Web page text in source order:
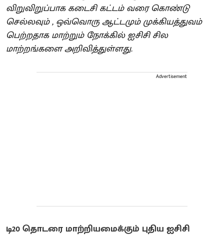
விறுவிறுப்பாக கடைசி கட்டம் வரை கொண்டு
செல்லவும் , ஒவ்வொரு ஆட்டமும் முக்கியத்துவம்
பெற்றதாக மாற்றும் நோக்கில் ஐசிசி சில
மாற்றங்களை அறிவித்துள்ளது.
Advertisement
டி20 தொடரை மாற்றியமைக்கும் புதிய ஐசிசி